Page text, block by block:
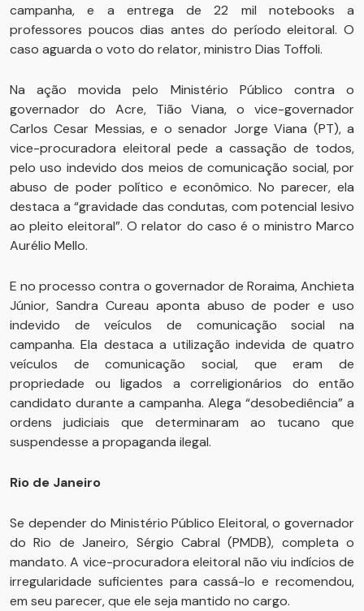
campanha, e a entrega de 22 mil notebooks a
professores poucos dias antes do período eleitoral. O
caso aguarda o voto do relator, ministro Dias Toffoli.
Na ação movida pelo Ministério Público contra o
governador do Acre, Tião Viana, o vice-governador
Carlos Cesar Messias, e o senador Jorge Viana (PT), a
vice-procuradora eleitoral pede a cassação de todos,
pelo uso indevido dos meios de comunicação social, por
abuso de poder político e econômico. No parecer, ela
destaca a “gravidade das condutas, com potencial lesivo
ao pleito eleitoral”. O relator do caso é o ministro Marco
Aurélio Mello.
E no processo contra o governador de Roraima, Anchieta
Júnior, Sandra Cureau aponta abuso de poder e uso
indevido de veículos de comunicação social na
campanha. Ela destaca a utilização indevida de quatro
veículos de comunicação social, que eram de
propriedade ou ligados a correligionários do então
candidato durante a campanha. Alega “desobediência” a
ordens judiciais que determinaram ao tucano que
suspendesse a propaganda ilegal.
Rio de Janeiro
Se depender do Ministério Público Eleitoral, o governador
do Rio de Janeiro, Sérgio Cabral (PMDB), completa o
mandato. A vice-procuradora eleitoral não viu indícios de
irregularidade suficientes para cassá-lo e recomendou,
em seu parecer, que ele seja mantido no cargo.